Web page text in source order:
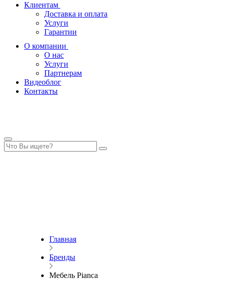
Клиентам
Доставка и оплата
Услуги
Гарантии
О компании
О нас
Услуги
Партнерам
Видеоблог
Контакты
Главная
Бренды
Мебель Pianca